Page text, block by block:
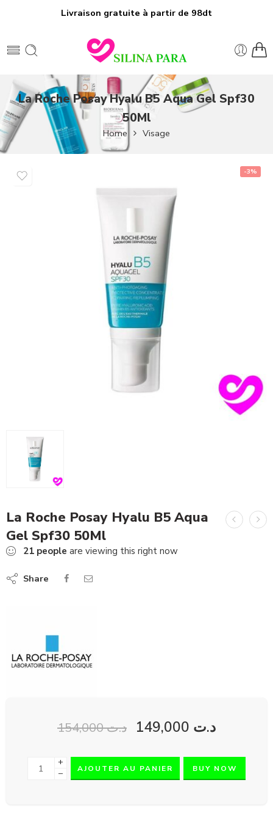
Livraison gratuite à partir de 98dt
La Roche Posay Hyalu B5 Aqua Gel Spf30
50Ml
Home Visage
-3%
La Roche Posay Hyalu B5 Aqua
Gel Spf30 50Ml
21 people are viewing this right now
Share
د.ت154,000 د.ت
+
−
AJOUTER AU PANIER BUY NOW